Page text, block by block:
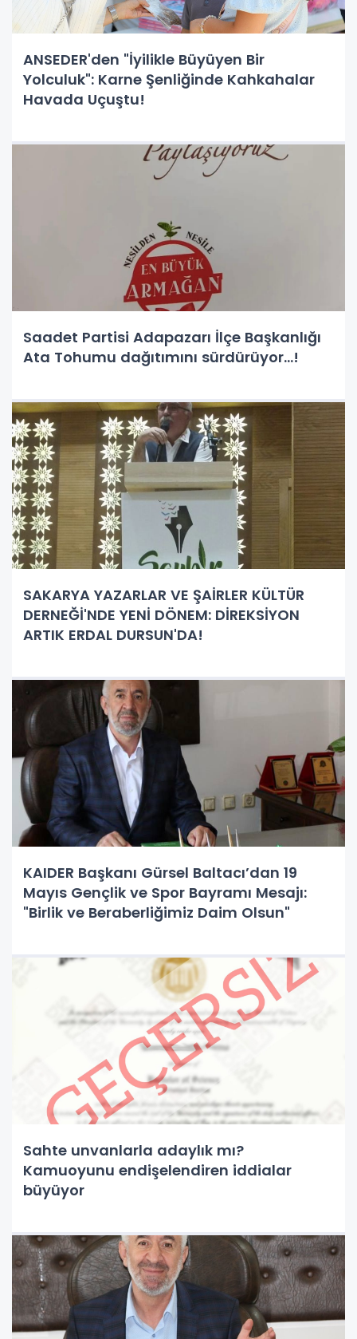
ANSEDER'den "İyilikle Büyüyen Bir
Yolculuk": Karne Şenliğinde Kahkahalar
Havada Uçuştu!
Saadet Partisi Adapazarı İlçe Başkanlığı
Ata Tohumu dağıtımını sürdürüyor…!
SAKARYA YAZARLAR VE ŞAİRLER KÜLTÜR
DERNEĞİ'NDE YENİ DÖNEM: DİREKSİYON
ARTIK ERDAL DURSUN'DA!
KAIDER Başkanı Gürsel Baltacı’dan 19
Mayıs Gençlik ve Spor Bayramı Mesajı:
"Birlik ve Beraberliğimiz Daim Olsun"
Sahte unvanlarla adaylık mı?
Kamuoyunu endişelendiren iddialar
büyüyor